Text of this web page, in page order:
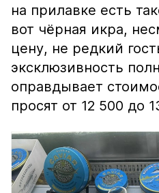
на прилавке есть
вот чёрная икра,
цену, не редкий
эксклюзивность
оправдывает
просят от 12 500 до